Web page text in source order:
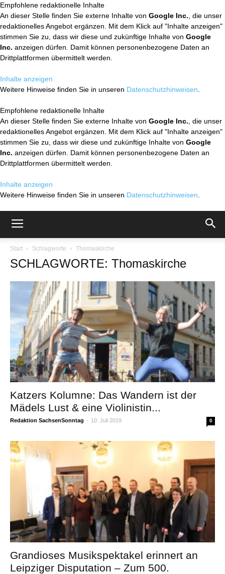
Empfohlene redaktionelle Inhalte
An dieser Stelle finden Sie externe Inhalte von Google Inc. , die unser
redaktionelles Angebot ergänzen. Mit dem Klick auf "Inhalte anzeigen"
stimmen Sie zu, dass wir diese und zukünftige Inhalte von Google
Inc. anzeigen dürfen. Damit können personenbezogene Daten an
Drittplattformen übermittelt werden.
Inhalte anzeigen
Weitere Hinweise finden Sie in unseren Datenschutzhinweisen
Empfohlene redaktionelle Inhalte
An dieser Stelle finden Sie externe Inhalte von Google Inc. , die unser
redaktionelles Angebot ergänzen. Mit dem Klick auf "Inhalte anzeigen"
stimmen Sie zu, dass wir diese und zukünftige Inhalte von Google
Inc. anzeigen dürfen. Damit können personenbezogene Daten an
Drittplattformen übermittelt werden.
Inhalte anzeigen
Weitere Hinweise finden Sie in unseren Datenschutzhinweisen
Start Schlagworte Thomaskirche
SCHLAGWORTE: Thomaskirche
Katzers Kolumne: Das Wandern ist der
Mädels Lust & eine Violinistin...
Redaktion SachsenSonntag - 10. Juli 2019 0
Grandioses Musikspektakel erinnert an
Leipziger Disputation – Zum 500.